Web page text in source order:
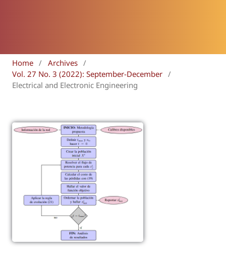
Home / Archives /
Vol. 27 No. 3 (2022): September-December /
Electrical and Electronic Engineering